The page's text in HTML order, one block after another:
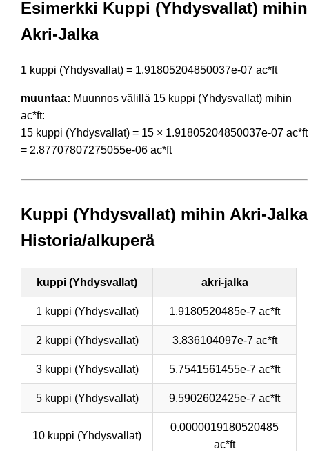
Esimerkki Kuppi (Yhdysvallat) mihin
Akri-Jalka
1 kuppi (Yhdysvallat) = 1.91805204850037e-07 ac*ft
muuntaa: Muunnos välillä 15 kuppi (Yhdysvallat) mihin
ac*ft:
15 kuppi (Yhdysvallat) = 15 × 1.91805204850037e-07 ac*ft
= 2.87707807275055e-06 ac*ft
Kuppi (Yhdysvallat) mihin Akri-Jalka
Historia/alkuperä
kuppi (Yhdysvallat) akri-jalka
1 kuppi (Yhdysvallat) 1.9180520485e-7 ac*ft
2 kuppi (Yhdysvallat) 3.836104097e-7 ac*ft
3 kuppi (Yhdysvallat) 5.7541561455e-7 ac*ft
5 kuppi (Yhdysvallat) 9.5902602425e-7 ac*ft
10 kuppi (Yhdysvallat)
0.0000019180520485
ac*ft